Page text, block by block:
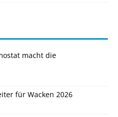
macht die
für Wacken 2026